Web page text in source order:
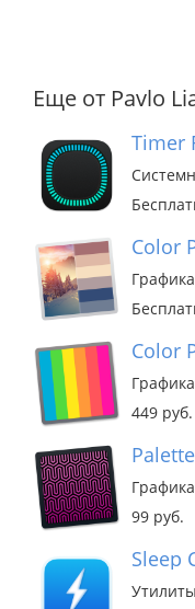
Еще от Pavlo
Timer
Color
Графика
Color
Графика
449 руб.
Графика
99 руб.
Sleep
Утилиты